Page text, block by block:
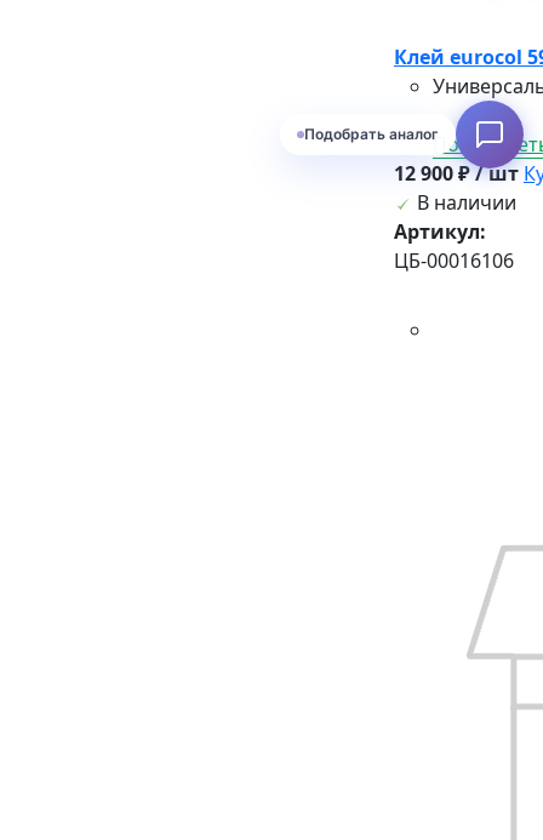
Клей eurocol
12 900 ₽ / шт
В наличии
Артикул:
ЦБ-00016106
Подобрать аналог